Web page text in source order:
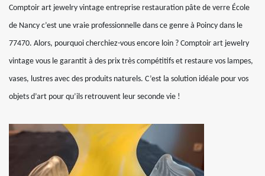
Comptoir art jewelry vintage entreprise restauration pâte de verre École
de Nancy c’est une vraie professionnelle dans ce genre à Poincy dans le
77470. Alors, pourquoi cherchiez-vous encore loin ? Comptoir art jewelry
vintage vous le garantit à des prix très compétitifs et restaure vos lampes,
vases, lustres avec des produits naturels. C’est la solution idéale pour vos
objets d’art pour qu’ils retrouvent leur seconde vie !